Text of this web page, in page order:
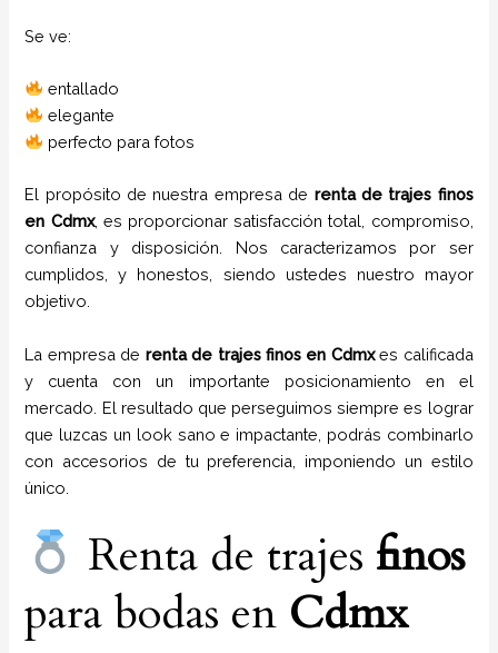
Se ve:
entallado
elegante
perfecto para fotos
El propósito de nuestra empresa de renta de trajes finos
en Cdmx, es proporcionar satisfacción total, compromiso,
confianza y disposición. Nos caracterizamos por ser
cumplidos, y honestos, siendo ustedes nuestro mayor
objetivo.
La empresa de renta de trajes finos en Cdmx es calificada
y cuenta con un importante posicionamiento en el
mercado. El resultado que perseguimos siempre es lograr
que luzcas un look sano e impactante, podrás combinarlo
con accesorios de tu preferencia, imponiendo un estilo
único.
Renta de trajes finos
para bodas en Cdmx